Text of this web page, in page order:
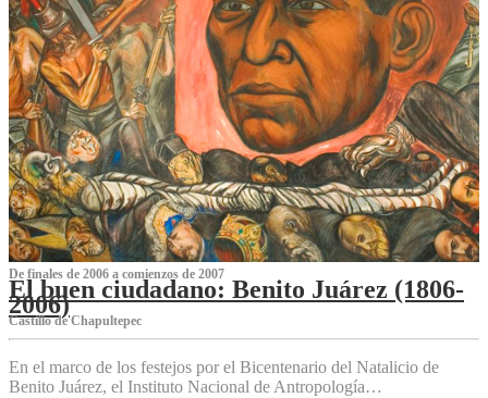
De finales de 2006 a comienzos de 2007
El buen ciudadano: Benito Juárez (1806-
2006)
Castillo de Chapultepec
En el marco de los festejos por el Bicentenario del Natalicio de
Benito Juárez, el Instituto Nacional de Antropología…